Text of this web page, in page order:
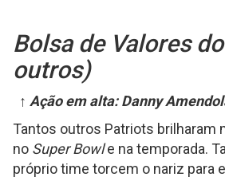
For
a
First
Down!
|
Bolsa de Valores
outros)
↑ Ação em alta: Danny
Tantos outros Patriots brilharam
no Super Bowle na temporada.
próprio time torcem o nariz para